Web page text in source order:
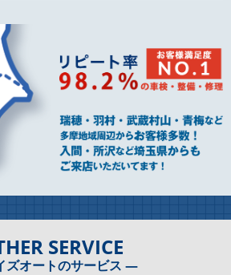
SERVICE
オートのサービス ―